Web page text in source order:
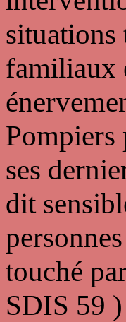
situations
familiaux
Pompiers
ses
dit
touché
SDIS 59 )